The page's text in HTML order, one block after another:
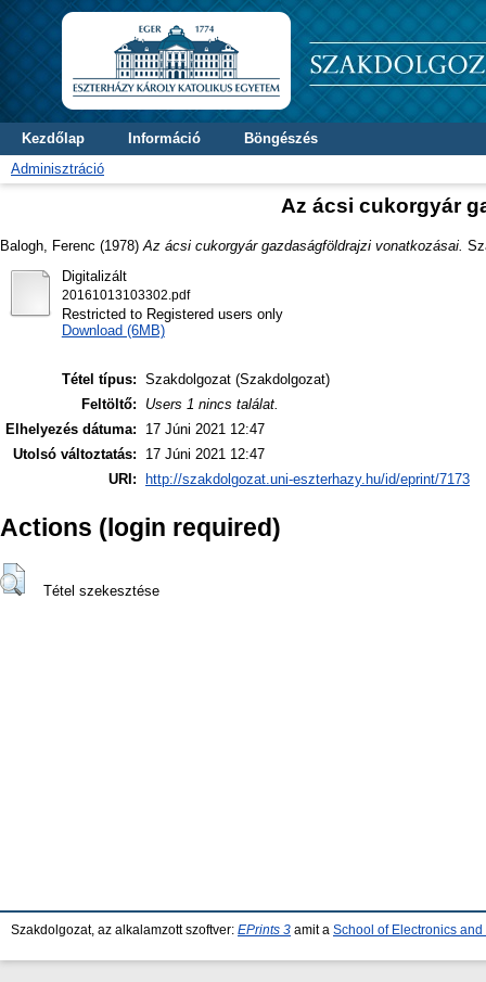
Kezdőlap Információ
Böngészés
Adminisztráció
Az ácsi cukorgyár
Balogh, Ferenc (1978) Az ácsi cukorgyár gazdaságföldrajzi vonatkozásai.
Digitalizált
20161013103302.pdf
Restricted to Registered users only
Download (6MB)
Tétel típus: Szakdolgozat (Szakdolgozat)
Feltöltő:
Users 1 nincs találat.
Elhelyezés dátuma:
17 Júni 2021 12:47
Utolsó változtatás:
17 Júni 2021 12:47
URI:
http://szakdolgozat.uni-eszterhazy.hu/id/eprint/7173
Actions (login required)
Tétel szekesztése
Szakdolgozat, az alkalamzott szoftver: EPrints 3 amit a School of Electronics